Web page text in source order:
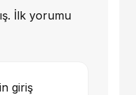
İlk yorumu
giriş